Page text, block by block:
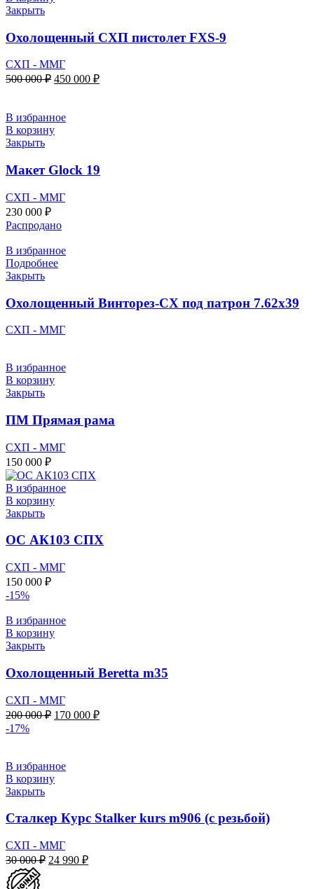
Закрыть
Охолощенный СХП пистолет FXS-9
СХП - ММГ
500 000₽ Первоначальная
500
000 ₽.
450 000 ₽Текущая
В избранное
В корзину
Закрыть
Макет Glock 19
СХП - ММГ
230 000 ₽
Распродано
В избранное
Подробнее
Закрыть
Охолощенный Винторез-СХ под патрон 7.62х39
СХП - ММГ
В избранное
В корзину
Закрыть
ПМ Прямая рама
СХП - ММГ
150 000 ₽
В избранное
В корзину
Закрыть
ОС АК103 СПХ
СХП - ММГ
150 000 ₽
-15%
В избранное
В корзину
Закрыть
Охолощенный Beretta m35
СХП - ММГ
200 000₽ Первоначальная
000 ₽.
170 000 ₽Текущая
-17%
В избранное
В корзину
Закрыть
Сталкер Курс Stalker kurs m906 (с резьбой)
СХП - ММГ
30 000₽ Первоначальная
24 990 ₽Текущая